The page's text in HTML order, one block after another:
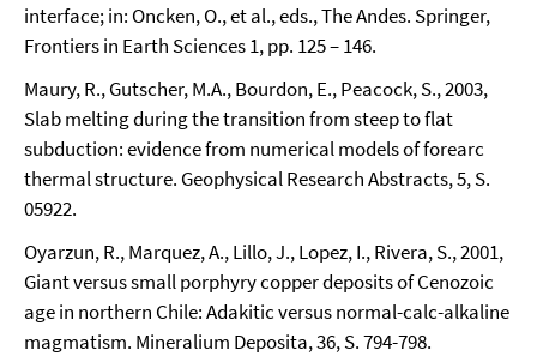
interface; in: Oncken, O., et al., eds., The Andes. Springer,
Frontiers in Earth Sciences 1, pp. 125 – 146.
Maury, R., Gutscher, M.A., Bourdon, E., Peacock, S., 2003,
Slab melting during the transition from steep to flat
subduction: evidence from numerical models of forearc
thermal structure. Geophysical Research Abstracts, 5, S.
05922.
Oyarzun, R., Marquez, A., Lillo, J., Lopez, I., Rivera, S., 2001,
Giant versus small porphyry copper deposits of Cenozoic
age in northern Chile: Adakitic versus normal-calc-alkaline
magmatism. Mineralium Deposita, 36, S. 794-798.